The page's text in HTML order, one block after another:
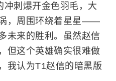
冲刺爆开金色羽毛，大
，周围环绕着星星——
未来的胜利。虽然赵信
但这个英雄确实很难做
我认为T1赵信的暗黑版